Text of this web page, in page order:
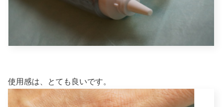
使用感は、とても良いです。